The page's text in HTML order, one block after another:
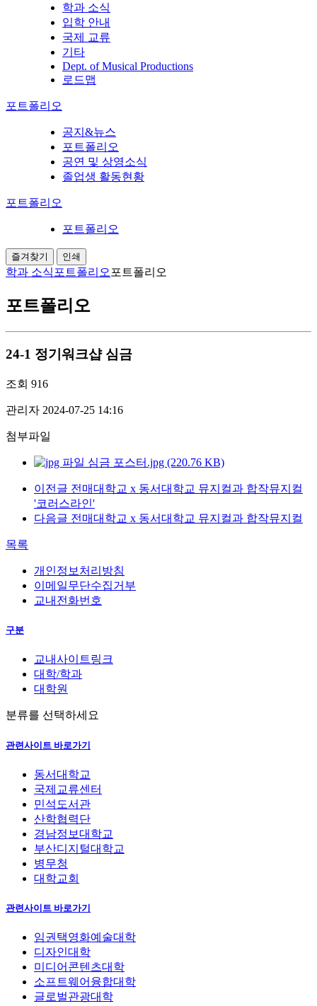
학과 소식
입학 안내
국제 교류
기타
Dept. of Musical Productions
로드맵
포트폴리오
공지&뉴스
포트폴리오
공연 및 상영소식
졸업생 활동현황
포트폴리오
포트폴리오
즐겨찾기 인쇄
학과 소식 포트폴리오 포트폴리오
포트폴리오
24-1 정기워크샵 심금
조회 916
관리자 2024-07-25 14:16
첨부파일
심금 포스터.jpg (220.76 KB)
이전글 전매대학교 x 동서대학교 뮤지컬과 합작뮤지컬
'코러스라인'
다음글 전매대학교 x 동서대학교 뮤지컬과 합작뮤지컬
목록
개인정보처리방침
이메일무단수집거부
교내전화번호
구분
교내사이트링크
대학/학과
대학원
분류를 선택하세요
관련사이트 바로가기
동서대학교
국제교류센터
민석도서관
산학협력단
경남정보대학교
부산디지털대학교
병무청
대학교회
관련사이트 바로가기
임권택영화예술대학
디자인대학
미디어콘텐츠대학
소프트웨어융합대학
글로벌관광대학